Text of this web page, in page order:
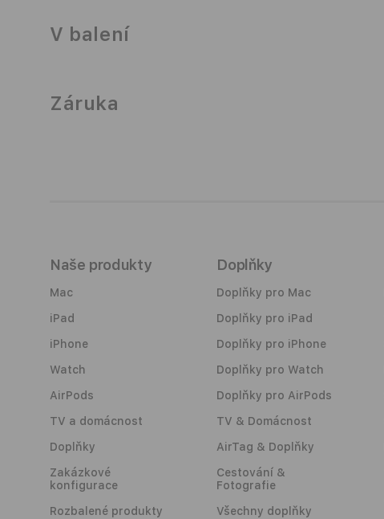
V balení
Záruka
Naše produkty
Mac
iPad
iPhone
Watch
AirPods
TV a domácnost
Doplňky
Zakázkové
konfigurace
Rozbalené produkty
Doplňky
Doplňky pro Mac
Doplňky pro iPad
Doplňky pro iPhone
Doplňky pro Watch
Doplňky pro AirPods
TV & Domácnost
AirTag & Doplňky
Cestování &
Fotografie
Všechny doplňky